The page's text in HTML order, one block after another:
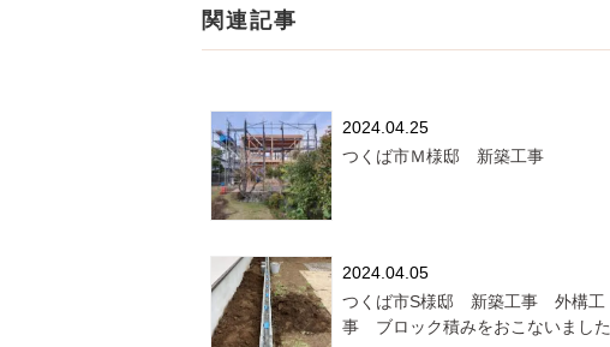
関連記事
2024.04.25
つくば市Ｍ様邸 新築工事
2024.04.05
つくば市S様邸 新築工事 外構工
事 ブロック積みをおこないました